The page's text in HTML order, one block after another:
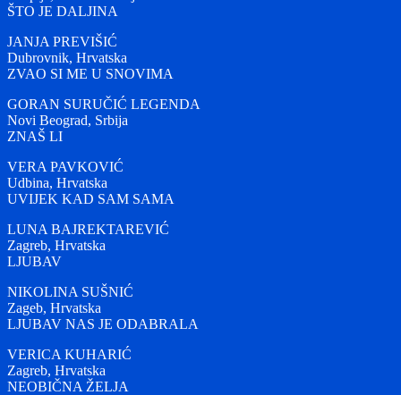
ŠTO JE DALJINA
JANJA PREVIŠIĆ
Dubrovnik, Hrvatska
ZVAO SI ME U SNOVIMA
GORAN SURUČIĆ LEGENDA
Novi Beograd, Srbija
ZNAŠ LI
VERA PAVKOVIĆ
Udbina, Hrvatska
UVIJEK KAD SAM SAMA
LUNA BAJREKTAREVIĆ
Zagreb, Hrvatska
LJUBAV
NIKOLINA SUŠNIĆ
Zageb, Hrvatska
LJUBAV NAS JE ODABRALA
VERICA KUHARIĆ
Zagreb, Hrvatska
NEOBIČNA ŽELJA